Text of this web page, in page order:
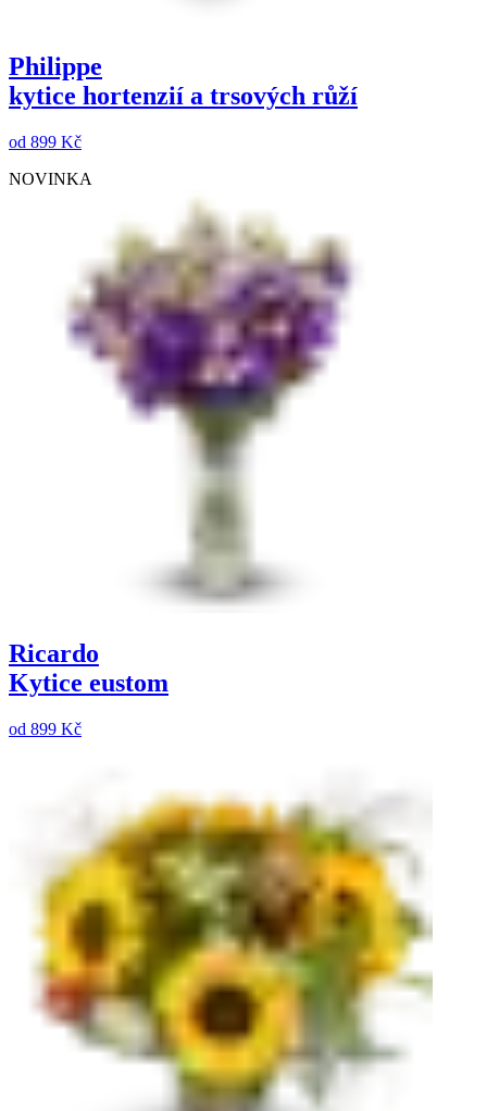
Philippe
kytice hortenzií a trsových růží
od 899 Kč
NOVINKA
Ricardo
Kytice eustom
od 899 Kč